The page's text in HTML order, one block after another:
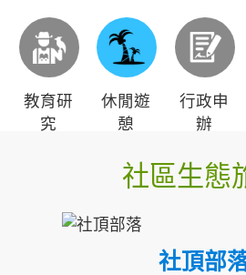
教育研
究
休閒遊
憩
行政申
辦
社區生態
社頂部